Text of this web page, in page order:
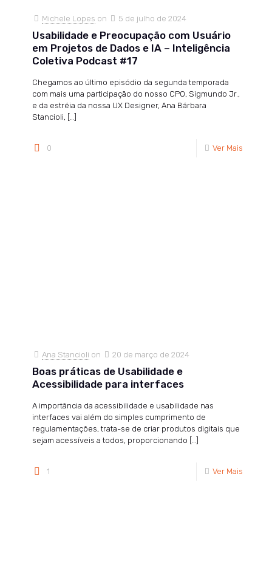
Michele Lopes on 5 de julho de 2024
Usabilidade e Preocupação com Usuário
em Projetos de Dados e IA – Inteligência
Coletiva Podcast #17
Chegamos ao último episódio da segunda temporada
com mais uma participação do nosso CPO, Sigmundo Jr.,
e da estréia da nossa UX Designer, Ana Bárbara
Stancioli, […]
0 Ver Mais
Ana Stancioli on 20 de março de 2024
Boas práticas de Usabilidade e
Acessibilidade para interfaces
A importância da acessibilidade e usabilidade nas
interfaces vai além do simples cumprimento de
regulamentações, trata-se de criar produtos digitais que
sejam acessíveis a todos, proporcionando
1 Ver Mais